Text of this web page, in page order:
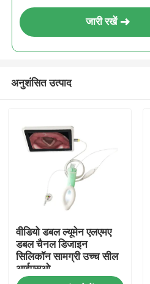
जारी रखें
अनुशंसित उत्पाद
वीडियो डबल ल्यूमेन एलएमए
डबल चैनल डिजाइन
सिलिकॉन सामग्री उच्च सील
आईएसओ